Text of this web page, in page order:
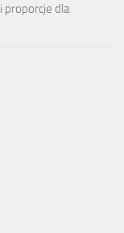
proporcje dla